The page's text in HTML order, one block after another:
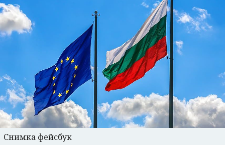
Снимка фейсбук